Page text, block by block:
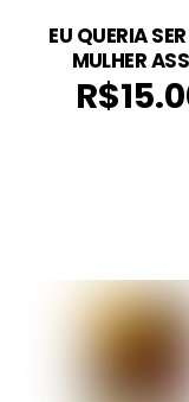
EU QUERIA
MULHER
R$